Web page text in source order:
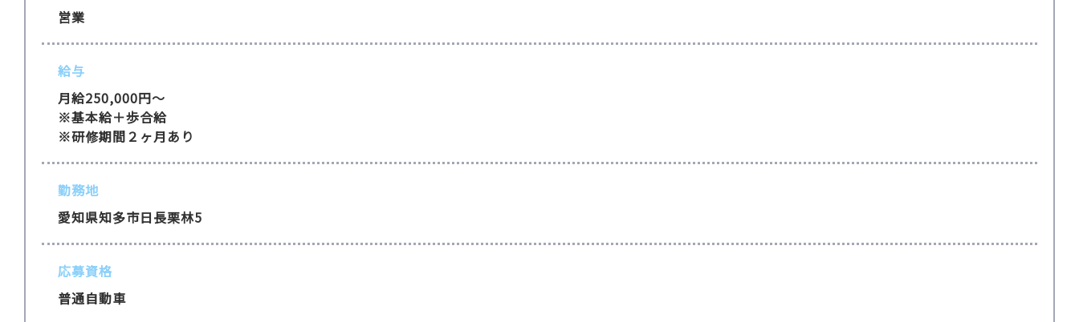
営業
給与
月給250,000円〜
※基本給＋歩合給
※研修期間２ヶ月あり
勤務地
愛知県知多市日長栗林5
応募資格
普通自動車